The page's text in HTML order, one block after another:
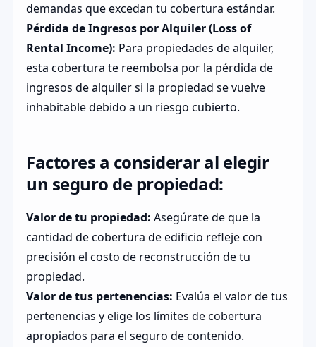
demandas que excedan tu cobertura estándar.
Pérdida de Ingresos por Alquiler (Loss of
Rental Income): Para propiedades de alquiler,
esta cobertura te reembolsa por la pérdida de
ingresos de alquiler si la propiedad se vuelve
inhabitable debido a un riesgo cubierto.
Factores a considerar al elegir
un seguro de propiedad:
Valor de tu propiedad: Asegúrate de que la
cantidad de cobertura de edificio refleje con
precisión el costo de reconstrucción de tu
propiedad.
Valor de tus pertenencias: Evalúa el valor de tus
pertenencias y elige los límites de cobertura
apropiados para el seguro de contenido.